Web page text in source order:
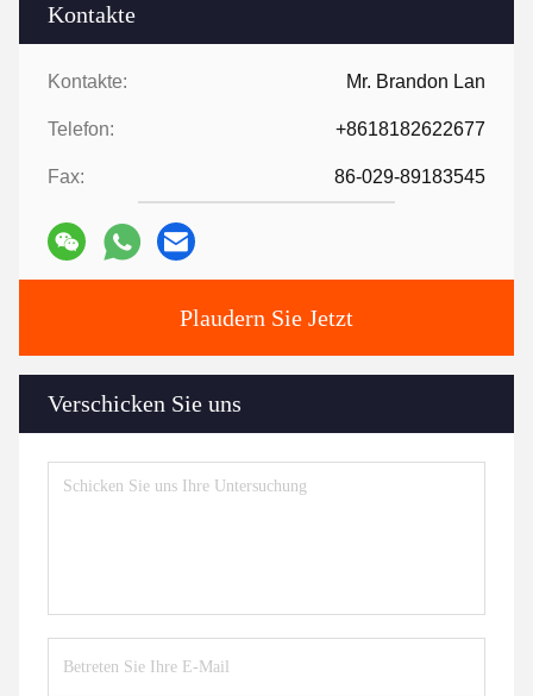
Kontakte
Kontakte: Mr. Brandon Lan
Telefon: +8618182622677
Fax: 86-029-89183545
Plaudern Sie Jetzt
Verschicken Sie uns